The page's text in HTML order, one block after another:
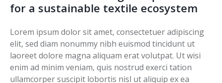
for a sustainable textile ecosystem
Lorem ipsum dolor sit amet, consectetuer adipiscing
elit, sed diam nonummy nibh euismod tincidunt ut
laoreet dolore magna aliquam erat volutpat. Ut wisi
enim ad minim veniam, quis nostrud exerci tation
ullamcorper suscipit lobortis nisl ut aliquip ex ea